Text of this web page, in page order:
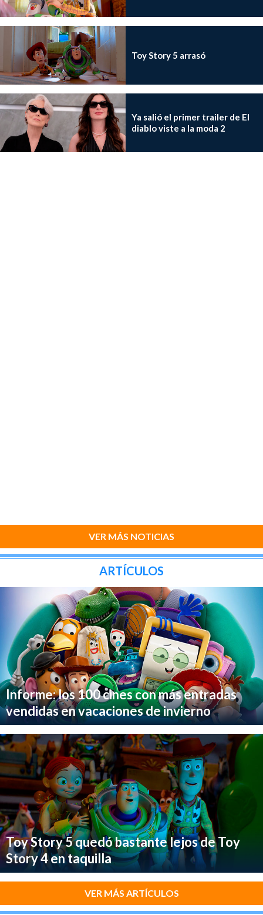
Toy Story 5 arrasó
Ya salió el primer trailer de El
diablo viste a la moda 2
VER MÁS NOTICIAS
ARTÍCULOS
Informe: los 100 cines con más entradas
vendidas en vacaciones de invierno
Toy Story 5 quedó bastante lejos de Toy
Story 4 en taquilla
VER MÁS ARTÍCULOS